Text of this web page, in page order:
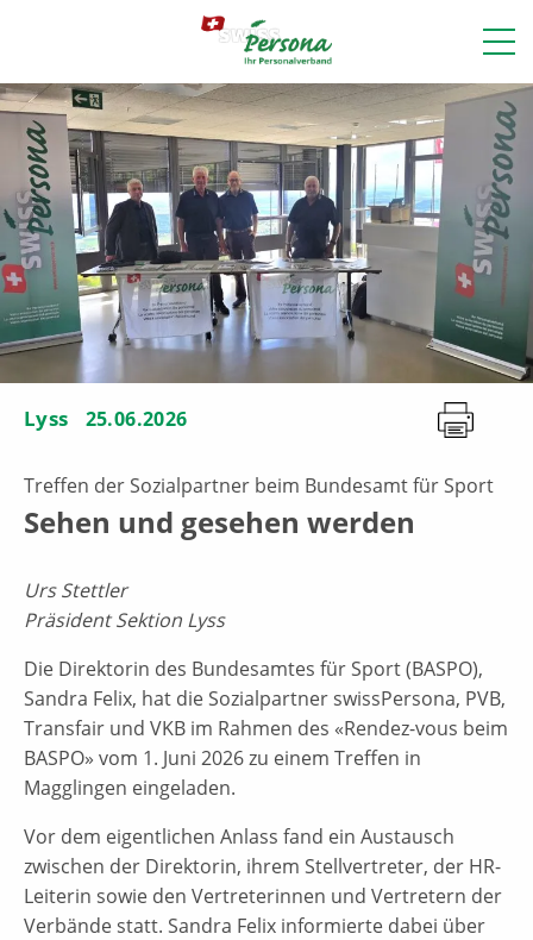
Lyss 25.06.2026
Treffen der Sozialpartner beim Bundesamt für Sport
Sehen und gesehen werden
Urs Stettler
Präsident Sektion Lyss
Die Direktorin des Bundesamtes für Sport (BASPO),
Sandra Felix, hat die Sozialpartner swissPersona, PVB,
Transfair und VKB im Rahmen des «Rendez-vous beim
BASPO» vom 1. Juni 2026 zu einem Treffen in
Magglingen eingeladen.
Vor dem eigentlichen Anlass fand ein Austausch
zwischen der Direktorin, ihrem Stellvertreter, der HR-
Leiterin sowie den Vertreterinnen und Vertretern der
Verbände statt. Sandra Felix informierte dabei über